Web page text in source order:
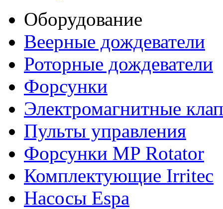
Оборудование
Веерные дождеватели
Роторные дождеватели
Форсунки
Электромагнитные
Пульты управления
Форсунки MP Rotator
Комплектующие Irritec
Насосы Espa